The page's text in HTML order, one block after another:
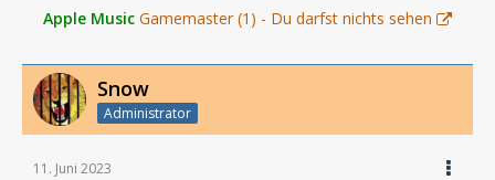
Apple Music Gamemaster (1) - Du darfst nichts sehen
Snow
Administrator
11. Juni 2023